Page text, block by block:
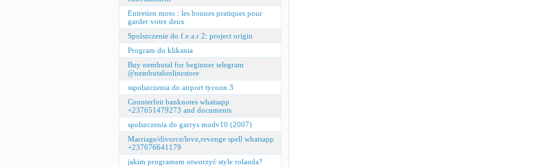
Entretien moto : les bonnes pratiques pour
garder votre deux
Spolszczenie do f.e.a.r 2: project origin
Program do klikania
Buy nembutal for beginner telegram
@nembutalonlinestore
sspolszczenia do airport tycoon 3
Counterfeit banknotes whatsapp
+237651479273 and documents
spolszczenia do garrys modv10 (2007)
Marriage/divorce/love,revenge spell whatsapp
+237676641179
jakim programem otworzyć style rolanda?